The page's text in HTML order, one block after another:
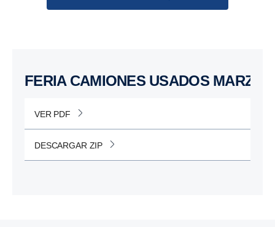
FERIA CAMIONES USADOS MARZO
VER PDF
DESCARGAR ZIP